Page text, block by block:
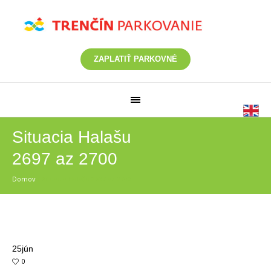
ZAPLATIŤ PARKOVNÉ
Situacia Halašu
2697 az 2700
Domov
25jún
0